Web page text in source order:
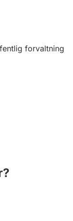
forvaltning